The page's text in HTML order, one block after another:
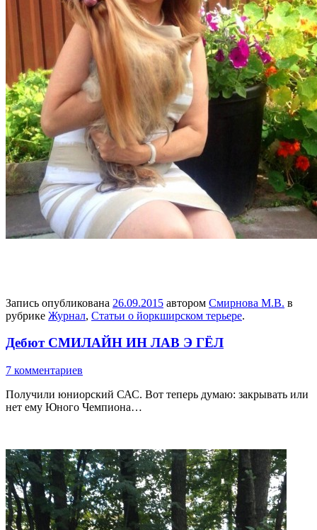
Запись опубликована 26.09.2015 автором Смирнова М.В. в
рубрике Журнал, Статьи о йоркширском терьере.
Дебют СМИЛАЙН ИН ЛАВ Э ГЁЛ
7 комментариев
Получили юниорский САС. Вот теперь думаю: закрывать или
нет ему Юного Чемпиона…